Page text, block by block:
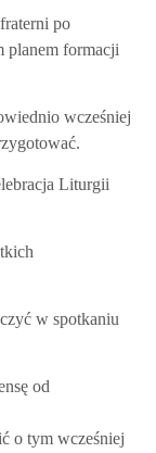
po
planem formacji
wcześniej
Liturgii
w spotkaniu
od
o tym wcześniej